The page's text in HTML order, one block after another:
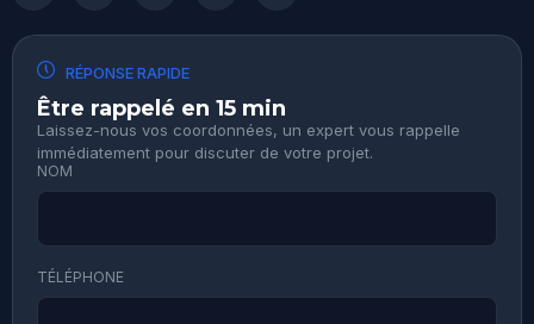
RÉPONSE RAPIDE
Être rappelé en 15 min
Laissez-nous vos coordonnées, un expert vous rappelle
immédiatement pour discuter de votre projet.
NOM
TÉLÉPHONE